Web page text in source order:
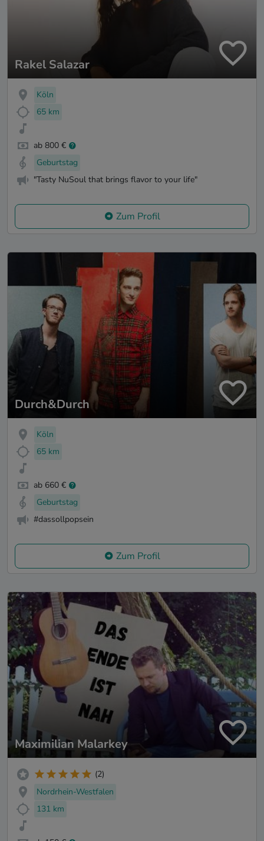
Rakel Salazar
Köln
65 km
ab 800 €
Geburtstag
"Tasty NuSoul that brings flavor to your life"
Zum Profil
Durch&Durch
Köln
65 km
ab 660 €
Geburtstag
#dassollpopsein
Zum Profil
Maximilian Malarkey
(2)
Nordrhein-Westfalen
131 km